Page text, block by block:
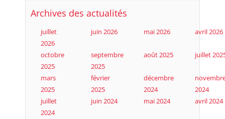
Archives des actualités
juillet
2026
juin 2026 mai 2026 avril 2026
octobre
2025
septembre
2025
août 2025 juillet
mars
2025
février
2025
décembre
2024
2024
juillet
2024
juin 2024 mai 2024 avril 2024